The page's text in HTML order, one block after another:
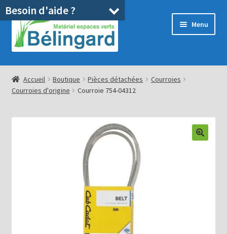
Aller
la
Aller
au
contenu
Menu
Accueil
Boutique
Location
Pièces détachées/SAV
Ouvrir
Accueil Boutique Pièces détachées
Courroies
Courroies d'origine
Courroie 754-04312
Besoin d'aide ?